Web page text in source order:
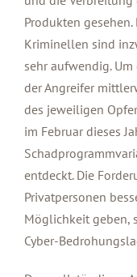
Produkten
Kriminellen sind
sehr aufwendig.
der Angreifer
des jeweiligen
im Februar dieses
entdeckt. Die
Privatpersonen
Möglichkeit geben,
Cyber-